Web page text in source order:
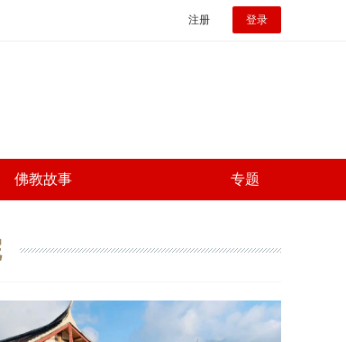
注册 登录
佛教故事 专题